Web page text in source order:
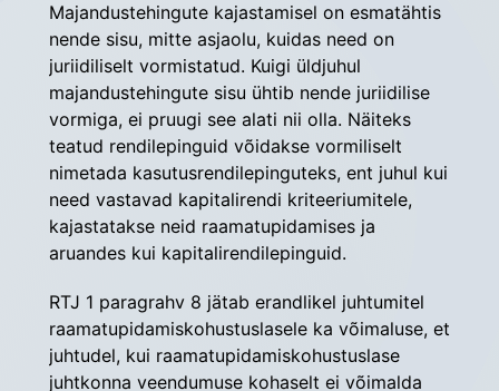
Majandustehingute kajastamisel on esmatähtis
nende sisu, mitte asjaolu, kuidas need on
juriidiliselt vormistatud. Kuigi üldjuhul
majandustehingute sisu ühtib nende juriidilise
vormiga, ei pruugi see alati nii olla. Näiteks
teatud rendilepinguid võidakse vormiliselt
nimetada kasutusrendilepinguteks, ent juhul kui
need vastavad kapitalirendi kriteeriumitele,
kajastatakse neid raamatupidamises ja
aruandes kui kapitalirendilepinguid.
RTJ 1 paragrahv 8 jätab erandlikel juhtumitel
raamatupidamiskohustuslasele ka võimaluse, et
juhtudel, kui raamatupidamiskohustuslase
juhtkonna veendumuse kohaselt ei võimalda